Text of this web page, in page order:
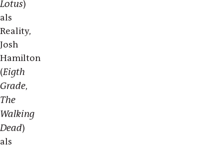
Lotus)
als
Reality,
Josh
Hamilton
(Eigth
Grade,
The
Walking
Dead)
als